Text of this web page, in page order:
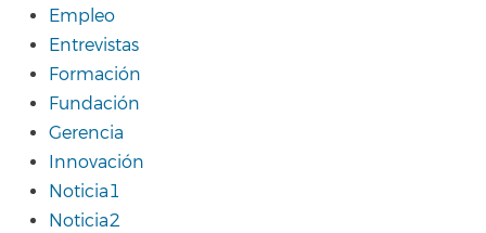
Empleo
Entrevistas
Formación
Fundación
Gerencia
Innovación
Noticia1
Noticia2